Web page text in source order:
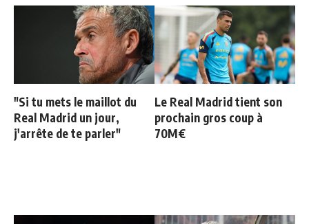
"Si tu mets le maillot du
Real Madrid un jour,
j'arrête de te parler"
Le Real Madrid tient son
prochain gros coup à
70M€